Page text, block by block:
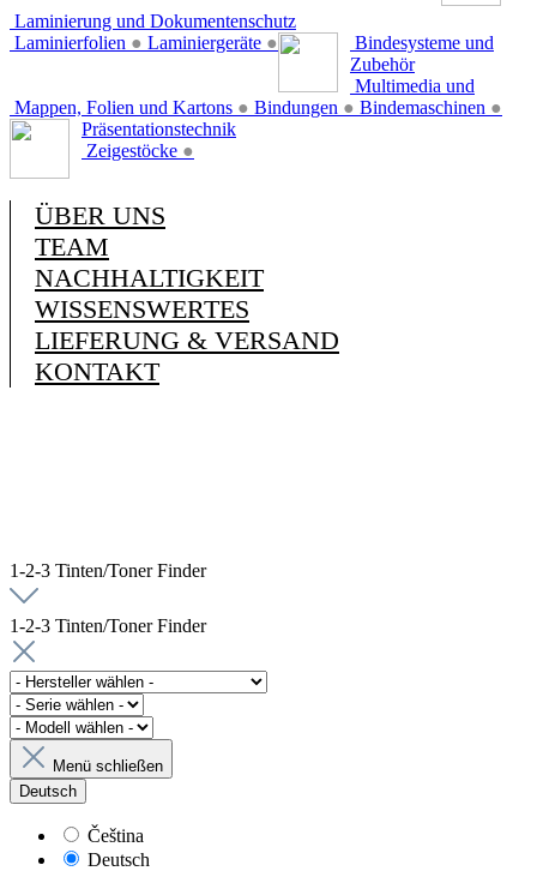
Laminierung und Dokumentenschutz
Laminierfolien ● Laminiergeräte ●
Bindesysteme und
Zubehör
Mappen, Folien und Kartons ● Bindungen ● Bindemaschinen ●
Multimedia und
Präsentationstechnik
Zeigestöcke ●
ÜBER UNS
TEAM
NACHHALTIGKEIT
WISSENSWERTES
LIEFERUNG & VERSAND
KONTAKT
1-2-3 Tinten/Toner Finder
1-2-3 Tinten/Toner Finder
Menü schließen
Deutsch
Čeština
Deutsch